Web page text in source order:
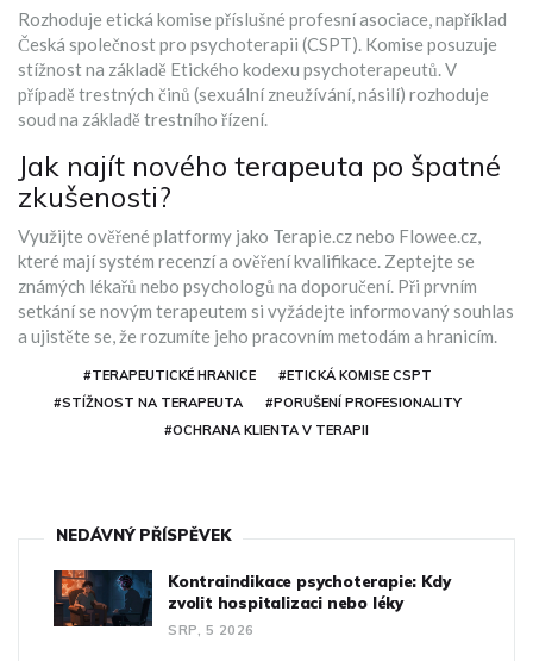
Rozhoduje etická komise příslušné profesní asociace, například
Česká společnost pro psychoterapii (CSPT). Komise posuzuje
stížnost na základě Etického kodexu psychoterapeutů. V
případě trestných činů (sexuální zneužívání, násilí) rozhoduje
soud na základě trestního řízení.
Jak najít nového terapeuta po špatné
zkušenosti?
Využijte ověřené platformy jako Terapie.cz nebo Flowee.cz,
které mají systém recenzí a ověření kvalifikace. Zeptejte se
známých lékařů nebo psychologů na doporučení. Při prvním
setkání se novým terapeutem si vyžádejte informovaný souhlas
a ujistěte se, že rozumíte jeho pracovním metodám a hranicím.
#TERAPEUTICKÉ HRANICE
#ETICKÁ KOMISE CSPT
#STÍŽNOST NA TERAPEUTA
#PORUŠENÍ PROFESIONALITY
#OCHRANA KLIENTA V TERAPII
NEDÁVNÝ PŘÍSPĚVEK
Kontraindikace psychoterapie: Kdy
zvolit hospitalizaci nebo léky
SRP, 5 2026